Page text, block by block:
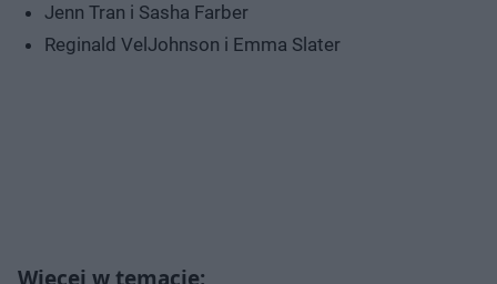
Jenn Tran i Sasha Farber
Reginald VelJohnson i Emma Slater